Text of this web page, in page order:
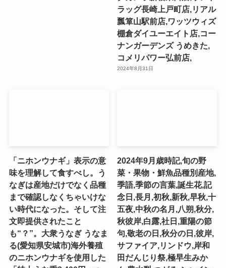
ラッグ長崎上戸町店,リアル
瓢箪山駅前店,ワッツウィズ
棚倉ダイユーエイト店,コー
ナンガーデンズ うめきた,
コメリパワー弘前店,
2024年8月31日
「ニホンウナギ」表示の意
味を理解して食すべし。う
なぎは産地だけでなく品種
まで確認しなくちゃいけな
い時代になった。そして注
文即提供されたこと
も“？”。大衆うなぎ うなま
る(愛知県安城市)海外養殖
のニホンウナギを使用した
2024年9月歳時記,旬の野
菜・果物・鮮魚品種別産地,
季語,季節の言葉,誕生花,記
念日,長月,初秋,新秋,早秋,十
五夜,中秋の名月,八朔,秋分,
秋彼岸,白露,社日,重陽の節
句,敬老の日,秋分の日,彼岸,
サファイア,リンドウ,岸和
田だんじり祭,極早生みか